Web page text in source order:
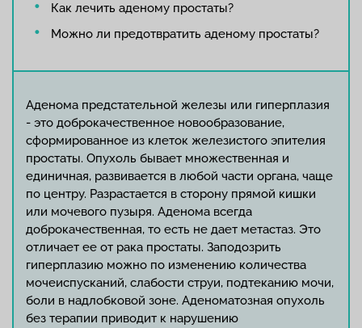
Как лечить аденому простаты?
Можно ли предотвратить аденому простаты?
Аденома предстательной железы или гиперплазия
- это доброкачественное новообразование,
сформированное из клеток железистого эпителия
простаты. Опухоль бывает множественная и
единичная, развивается в любой части органа, чаще
по центру. Разрастается в сторону прямой кишки
или мочевого пузыря. Аденома всегда
доброкачественная, то есть не дает метастаз. Это
отличает ее от рака простаты. Заподозрить
гиперплазию можно по изменению количества
мочеиспусканий, слабости струи, подтеканию мочи,
боли в надлобковой зоне. Аденоматозная опухоль
без терапии приводит к нарушению